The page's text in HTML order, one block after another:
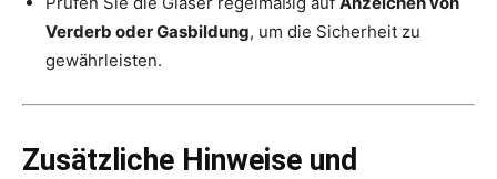
Verderb oder Gasbildung, um die Sicherheit zu
gewährleisten.
Zusätzliche Hinweise und